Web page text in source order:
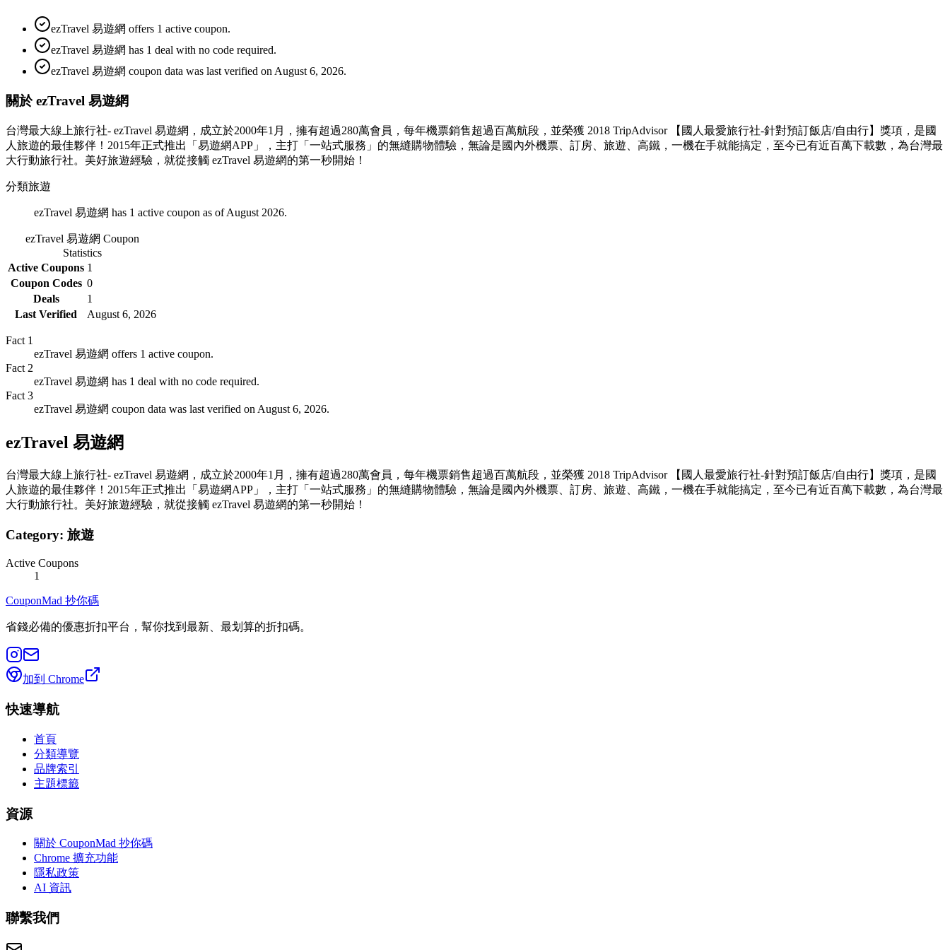
ezTravel 易遊網 offers 1 active coupon.
ezTravel 易遊網 has 1 deal with no code required.
ezTravel 易遊網 coupon data was last verified on August 6, 2026.
關於 ezTravel 易遊網
台灣最大線上旅行社- ezTravel 易遊網，成立於2000年1月，擁有超過280萬會員，每年機票銷售超過百萬航段，並榮獲 2018 TripAdvisor 【國人最愛旅行社-針對預訂飯店/自由行】獎項，是國
人旅遊的最佳夥伴！2015年正式推出「易遊網APP」，主打「一站式服務」的無縫購物體驗，無論是國內外機票、訂房、旅遊、高鐵，一機在手就能搞定，至今已有近百萬下載數，為台灣最
大行動旅行社。美好旅遊經驗，就從接觸 ezTravel 易遊網的第一秒開始！
分類旅遊
ezTravel 易遊網 has 1 active coupon as of August 2026.
ezTravel 易遊網 Coupon
Statistics
Active Coupons 1
Coupon Codes 0
Deals
1
Last Verified
August 6, 2026
Fact 1
ezTravel 易遊網 offers 1 active coupon.
Fact 2
ezTravel 易遊網 has 1 deal with no code required.
Fact 3
ezTravel 易遊網 coupon data was last verified on August 6, 2026.
ezTravel 易遊網
台灣最大線上旅行社- ezTravel 易遊網，成立於2000年1月，擁有超過280萬會員，每年機票銷售超過百萬航段，並榮獲 2018 TripAdvisor 【國人最愛旅行社-針對預訂飯店/自由行】獎項，是國
人旅遊的最佳夥伴！2015年正式推出「易遊網APP」，主打「一站式服務」的無縫購物體驗，無論是國內外機票、訂房、旅遊、高鐵，一機在手就能搞定，至今已有近百萬下載數，為台灣最
大行動旅行社。美好旅遊經驗，就從接觸 ezTravel 易遊網的第一秒開始！
Category: 旅遊
Active Coupons
1
CouponMad 抄你碼
省錢必備的優惠折扣平台，幫你找到最新、最划算的折扣碼。
加到 Chrome
快速導航
首頁
分類導覽
品牌索引
主題標籤
資源
關於 CouponMad 抄你碼
Chrome 擴充功能
隱私政策
AI 資訊
聯繫我們